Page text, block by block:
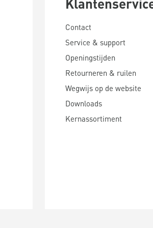
Contact
Service & support
Openingstijden
Retourneren & ruilen
Wegwijs op de website
Downloads
Kernassortiment